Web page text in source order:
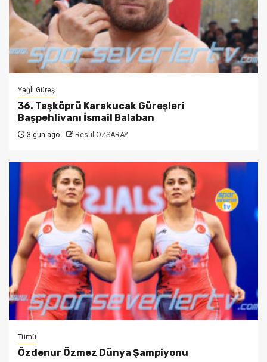
Yağlı Güreş
36. Taşköprü Karakucak Güreşleri
Başpehlivanı İsmail Balaban
3 gün ago Resul ÖZSARAY
Tümü
Özdenur Özmez Dünya Şampiyonu